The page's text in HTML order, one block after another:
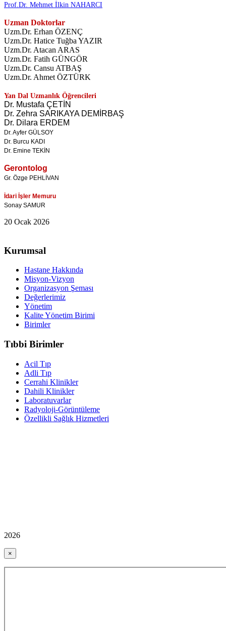
Prof.Dr. Mehmet İlkin NAHARCI
Uzman Doktorlar
Uzm.Dr. Erhan ÖZENÇ
Uzm.Dr. Hatice Tuğba YAZIR
Uzm.Dr. Atacan ARAS
Uzm.Dr. Fatih GÜNGÖR
Uzm.Dr. Cansu ATBAŞ
Uzm.Dr. Ahmet ÖZTÜRK
Yan Dal Uzmanlık Öğrencileri
Dr. Mustafa ÇETİN
Dr. Zehra SARIKAYA DEMİRBAŞ
Dr. Dilara ERDEM
Dr. Ayfer GÜLSOY
Dr. Burcu KADI
Dr. Emine TEKİN
Gerontolog
Gr. Özge PEHLİVAN
İdari İşler Memuru
Sonay SAMUR
20 Ocak 2026
Kurumsal
Hastane Hakkında
Misyon-Vizyon
Organizasyon Şeması
Değerlerimiz
Yönetim
Kalite Yönetim Birimi
Birimler
Tıbbi Birimler
Acil Tıp
Adli Tıp
Cerrahi Klinikler
Dahili Klinikler
Laboratuvarlar
Radyoloji-Görüntüleme
Özellikli Sağlık Hizmetleri
2026
×